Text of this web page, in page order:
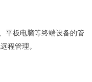
平板电脑等终端设备的管
程管理。